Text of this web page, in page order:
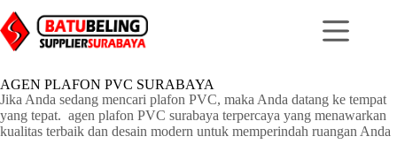
AGEN PLAFON PVC SURABAYA
Jika Anda sedang mencari plafon PVC, maka Anda datang ke tempat
yang tepat. agen plafon PVC surabaya terpercaya yang menawarkan
kualitas terbaik dan desain modern untuk memperindah ruangan Anda